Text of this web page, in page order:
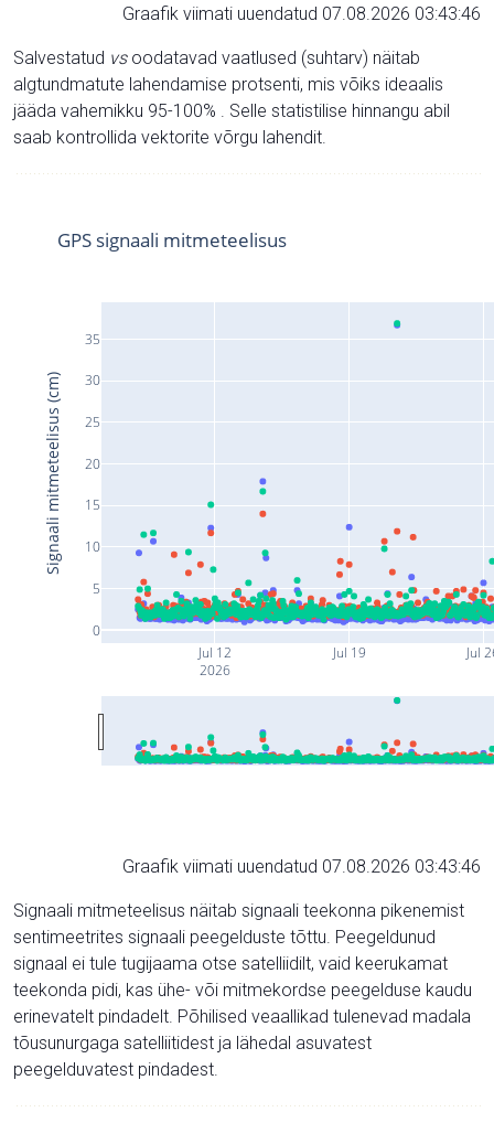
Graafik viimati uuendatud 07.08.2026 03:43:46
Salvestatud vsoodatavad vaatlused (suhtarv) näitab
algtundmatute lahendamise protsenti, mis võiks ideaalis
jääda vahemikku 95-100% . Selle statistilise hinnangu abil
saab kontrollida vektorite võrgu lahendit.
Jul 12
2026
Jul 19 Jul
0
5
10
15
20
25
30
35
GPS signaali mitmeteelisus
Signaali mitmeteelisus (cm)
Graafik viimati uuendatud 07.08.2026 03:43:46
Signaali mitmeteelisus näitab signaali teekonna pikenemist
sentimeetrites signaali peegelduste tõttu. Peegeldunud
signaal ei tule tugijaama otse satelliidilt, vaid keerukamat
teekonda pidi, kas ühe- või mitmekordse peegelduse kaudu
erinevatelt pindadelt. Põhilised veaallikad tulenevad madala
tõusunurgaga satelliitidest ja lähedal asuvatest
peegelduvatest pindadest.